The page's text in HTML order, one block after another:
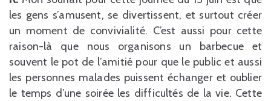
les gens s’amusent, se divertissent, et surtout créer
un moment de convivialité. C’est aussi pour cette
raison-là que nous organisons un barbecue et
souvent le pot de l’amitié pour que le public et aussi
les personnes malades puissent échanger et oublier
le temps d’une soirée les difficultés de la vie. Cette